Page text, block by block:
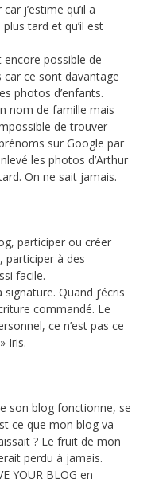
j’estime qu’il a
tard et qu’il est
encore possible de
ce sont davantage
photos d’enfants.
nom de famille mais
de trouver
sur Google par
les photos d’Arthur
On ne sait jamais.
participer ou créer
participer à des
facile.
Quand j’écris
commandé. Le
ce n’est pas ce
Iris.
son blog fonctionne, se
ce que mon blog va
? Le fruit de mon
perdu à jamais.
YOUR BLOG en